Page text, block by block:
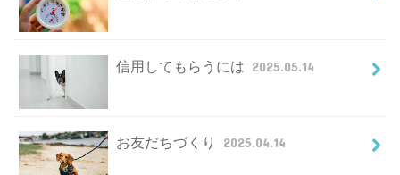
信用してもらうには 2025.05.14
お友だちづくり 2025.04.14